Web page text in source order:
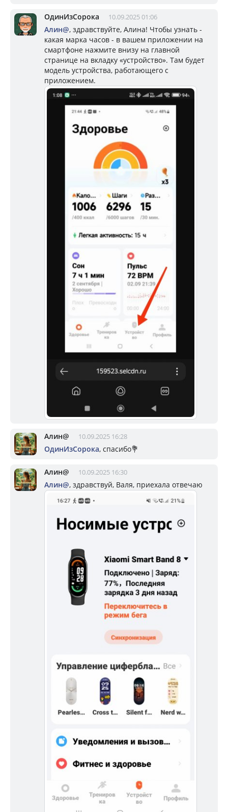
ОдинИзСорока 10.09.2025 01:06
Алин@, здравствуйте, Алина! Чтобы узнать -
какая марка часов - в вашем приложении на
смартфоне нажмите внизу на главной
странице на вкладку «устройство». Там будет
модель устройства, работающего с
приложением.
Алин@ 10.09.2025 16:28
ОдинИзСорока, спасибо💐
Алин@ 10.09.2025 16:30
Алин@, здравствуй, Валя, приехала отвечаю